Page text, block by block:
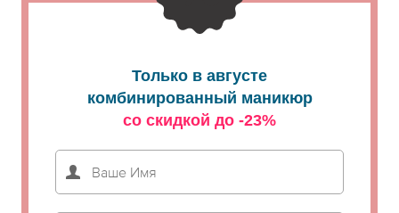
Только в августе
комбинированный маникюр
со скидкой до -23%